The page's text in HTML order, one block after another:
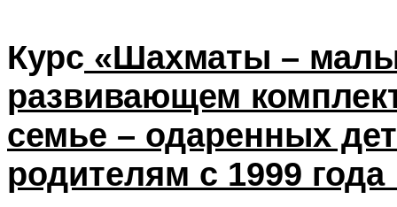
Курс «Шахматы –
развивающем
семье – одаренных
родителям с 1999